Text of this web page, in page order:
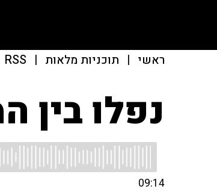
ראשי | תוכניות מלאות |
RSS
נפלו בין
09:14